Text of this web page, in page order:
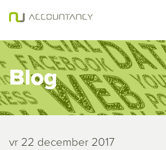
Blog
vr 22 december 2017